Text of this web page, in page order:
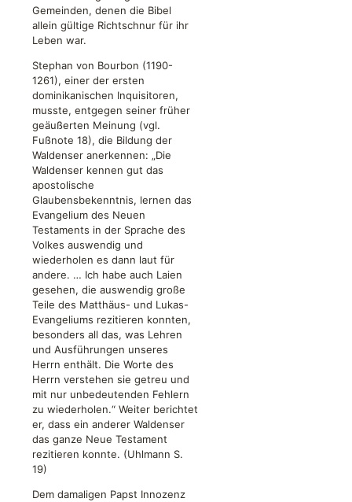
Gemeinden, denen die Bibel
allein gültige Richtschnur für ihr
Leben war.
Stephan von Bourbon (1190-
1261), einer der ersten
dominikanischen Inquisitoren,
musste, entgegen seiner früher
geäußerten Meinung (vgl.
Fußnote 18), die Bildung der
Waldenser anerkennen: „Die
Waldenser kennen gut das
apostolische
Glaubensbekenntnis, lernen das
Evangelium des Neuen
Testaments in der Sprache des
Volkes auswendig und
wiederholen es dann laut für
andere. … Ich habe auch Laien
gesehen, die auswendig große
Teile des Matthäus- und Lukas-
Evangeliums rezitieren konnten,
besonders all das, was Lehren
und Ausführungen unseres
Herrn enthält. Die Worte des
Herrn verstehen sie getreu und
mit nur unbedeutenden Fehlern
zu wiederholen.“ Weiter berichtet
er, dass ein anderer Waldenser
das ganze Neue Testament
rezitieren konnte. (Uhlmann S.
19)
Dem damaligen Papst Innozenz